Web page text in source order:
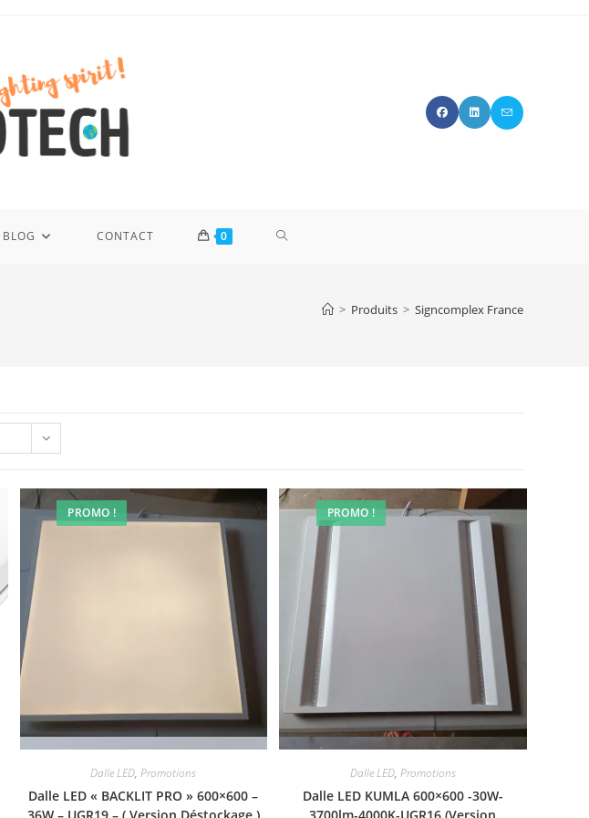
BLOG CONTACT 0 TOGGLE
> Produits > Signcomplex France
PROMO !
Vue rapide
Dalle LED,Promotions
Dalle LED « BACKLIT PRO » 600×600 –
PROMO !
Vue rapide
Dalle LED, Promotions
Dalle LED KUMLA 600×600 -30W-